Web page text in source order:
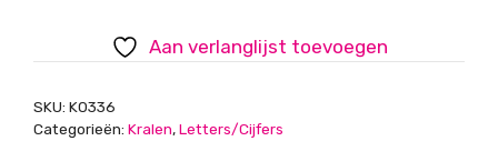
opdruk,
letter
aantal
Aan verlanglijst toevoegen
SKU: K0336
Categorieën: Kralen,Letters/Cijfers